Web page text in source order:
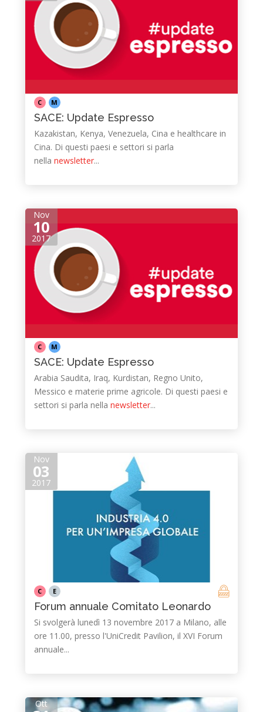
C M
SACE: Update Espresso
Kazakistan, Kenya, Venezuela, Cina e healthcare in
Cina. Di questi paesi e settori si parla
nella newsletter...
Nov
10
2017
C M
SACE: Update Espresso
Arabia Saudita, Iraq, Kurdistan, Regno Unito,
Messico e materie prime agricole. Di questi paesi e
settori si parla nella newsletter...
Nov
03
2017
C E
Forum annuale Comitato Leonardo
Si svolgerà lunedì 13 novembre 2017 a Milano, alle
ore 11.00, presso l'UniCredit Pavilion, il XVI Forum
annuale...
Ott